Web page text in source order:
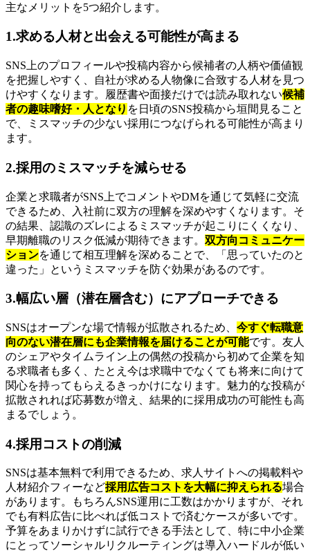
主なメリットを5つ紹介します。
1.求める人材と出会える可能性が高まる
SNS上のプロフィールや投稿内容から候補者の人柄や価値観
を把握しやすく、自社が求める人物像に合致する人材を見つ
けやすくなります。履歴書や面接だけでは読み取れない候補
者の趣味嗜好・人となり を日頃のSNS投稿から垣間見ること
で、ミスマッチの少ない採用につなげられる可能性が高まり
ます。
2.採用のミスマッチを減らせる
企業と求職者がSNS上でコメントやDMを通じて気軽に交流
できるため、入社前に双方の理解を深めやすくなります。そ
の結果、認識のズレによるミスマッチが起こりにくくなり、
早期離職のリスク低減が期待できます。 双方向コミュニケー
ションを通じて相互理解を深めることで、「思っていたのと
違った」というミスマッチを防ぐ効果があるのです。
3.幅広い層（潜在層含む）にアプローチできる
SNSはオープンな場で情報が拡散されるため、 今すぐ転職意
向のない潜在層にも企業情報を届けることが可能です。友人
のシェアやタイムライン上の偶然の投稿から初めて企業を知
る求職者も多く、たとえ今は求職中でなくても将来に向けて
関心を持ってもらえるきっかけになります。魅力的な投稿が
拡散されれば応募数が増え、結果的に採用成功の可能性も高
まるでしょう。
4.採用コストの削減
SNSは基本無料で利用できるため、求人サイトへの掲載料や
人材紹介フィーなど採用広告コストを大幅に抑えられる場合
があります。もちろんSNS運用に工数はかかりますが、それ
でも有料広告に比べれば低コストで済むケースが多いです。
予算をあまりかけずに試行できる手法として、特に中小企業
にとってソーシャルリクルーティングは導入ハードルが低い